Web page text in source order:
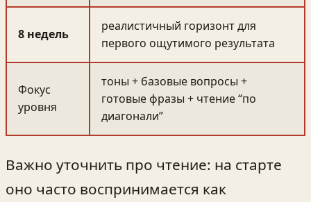
8 недель
реалистичный горизонт для
первого ощутимого результата
Фокус
уровня
тоны + базовые вопросы +
готовые фразы + чтение “по
диагонали”
Важно уточнить про чтение: на старте
оно часто воспринимается как